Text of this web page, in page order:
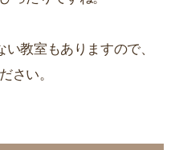
教室もありますので、
さい。